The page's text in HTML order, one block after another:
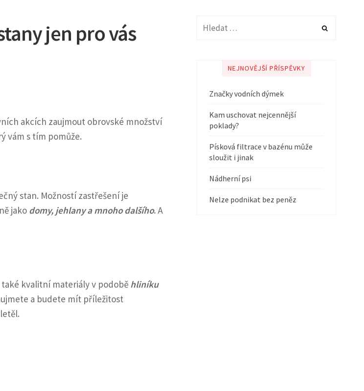
jen pro vás
akcích zaujmout obrovské množství
vám s tím pomůže.
stan. Možností zastřešení je
jako domy, jehlany a mnoho dalšího. A
kvalitní materiály v podobě hliníku
a budete mít příležitost
NEJNOVĚJŠÍ PŘÍSPĚVKY
Značky vodních dýmek
Kam uschovat nejcennější
poklady?
Písková filtrace v bazénu může
sloužit i jinak
Nádherní psi
Nelze podnikat bez peněz